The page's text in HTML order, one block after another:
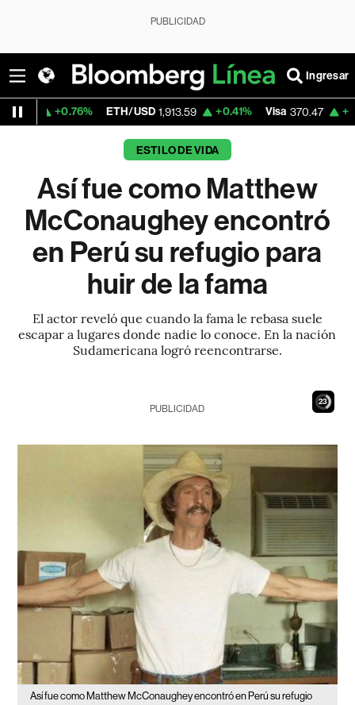
PUBLICIDAD
Ingresar
ETH/USD 1,913.59 +0.41% Visa 370.47 +0.52%
ESTILO DE VIDA
Así fue como Matthew
McConaughey encontró
en Perú su refugio para
huir de la fama
El actor reveló que cuando la fama le rebasa suele
escapar a lugares donde nadie lo conoce. En la nación
Sudamericana logró reencontrarse.
21
PUBLICIDAD
Así fue como Matthew McConaughey encontró en Perú su refugio